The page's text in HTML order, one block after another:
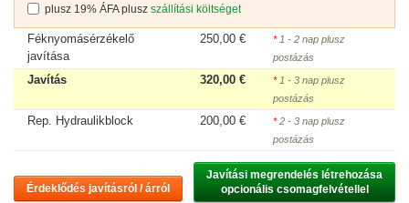
plusz 19% ÁFA plusz szállítási költséget
Féknyomásérzékelő
javítása
250,00 € *1 - 2 nap plusz
postázás
Javítás 320,00 € *1 - 3 nap plusz
postázás
Rep. Hydraulikblock 200,00 € *2 - 3 nap plusz
postázás
Érdeklődés javításról / árról
Javítási megrendelés létrehozása
opcionális csomagfelvétellel